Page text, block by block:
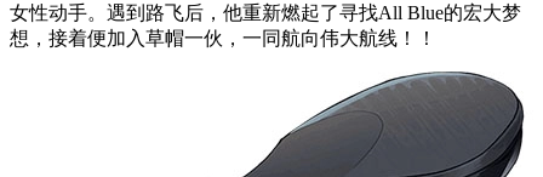
女性动手。遇到路飞后，他重新燃起了寻找All Blue的宏大梦
想，接着便加入草帽一伙，一同航向伟大航线！！